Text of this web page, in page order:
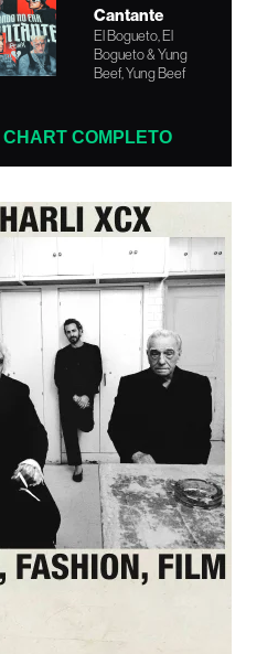
Cantante
El Bogueto, El
Bogueto & Yung
Beef, Yung Beef
COMPLETO